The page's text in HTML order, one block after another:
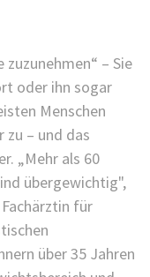
zuzunehmen“ – Sie
oder ihn sogar
Menschen
– und das
„Mehr als 60
übergewichtig",
für
über 35 Jahren